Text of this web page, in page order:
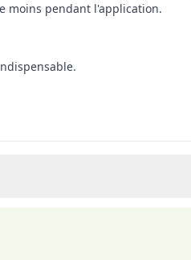
moins pendant l'application.